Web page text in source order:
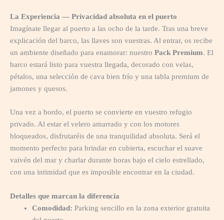
La Experiencia — Privacidad absoluta en el puerto
Imagínate llegar al puerto a las ocho de la tarde. Tras una breve
explicación del barco, las llaves son vuestras. Al entrar, os recibe
un ambiente diseñado para enamorar: nuestro Pack Premium. El
barco estará listo para vuestra llegada, decorado con velas,
pétalos, una selección de cava bien frío y una tabla premium de
jamones y quesos.
Una vez a bordo, el puerto se convierte en vuestro refugio
privado. Al estar el velero amarrado y con los motores
bloqueados, disfrutaréis de una tranquilidad absoluta. Será el
momento perfecto para brindar en cubierta, escuchar el suave
vaivén del mar y charlar durante horas bajo el cielo estrellado,
con una intimidad que es imposible encontrar en la ciudad.
Detalles que marcan la diferencia
Comodidad: Parking sencillo en la zona exterior gratuita